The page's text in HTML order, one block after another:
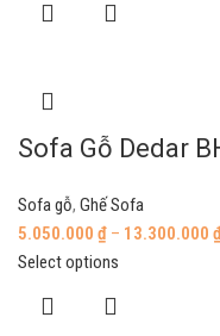
Sofa Gỗ Dedar
Sofa gỗ, Ghế Sofa
5.050.000 ₫ – 13.300.000
Select options